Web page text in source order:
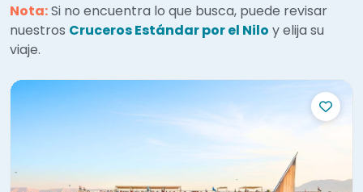
Nota:Si no encuentra lo que busca, puede revisar
nuestros Cruceros Estándar por el Nilo y elija su
viaje.